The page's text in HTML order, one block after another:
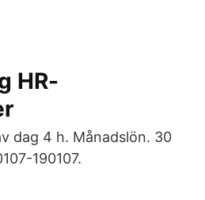
HR-
dag 4 h. Månadslön. 30
190107.